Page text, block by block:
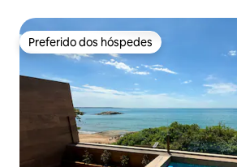
Preferido dos hóspedes
Preferido dos hóspedes